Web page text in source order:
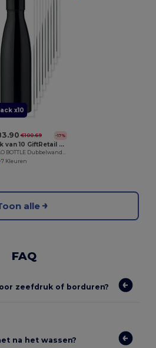
x10
€100.69 -17%
Pak van 10 GiftRetail MO9812
BELO BOTTLE Dubbelwandige drinkfles 500 ml
Kleuren
alle
FAQ
zeefdruk of borduren?
na het wassen?